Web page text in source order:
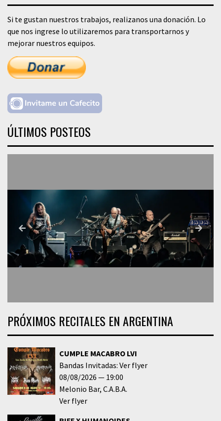
Si te gustan nuestros trabajos, realizanos una donación. Lo
que nos ingrese lo utilizaremos para transportarnos y
mejorar nuestros equipos.
ÚLTIMOS POSTEOS
PRÓXIMOS RECITALES EN ARGENTINA
CUMPLE MACABRO LVI
Bandas Invitadas: Ver flyer
08/08/2026
19:00
Melonio Bar C.A.B.A.
Ver flyer